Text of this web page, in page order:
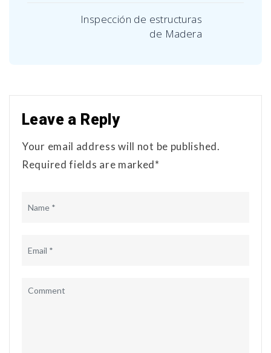
Inspección de estructuras
de Madera
Leave a Reply
Your email address will not be published.
Required fields are marked*